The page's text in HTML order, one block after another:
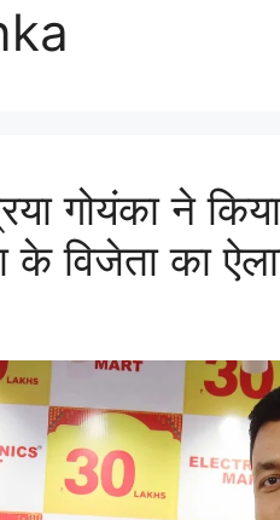
गोयंका ने
विजेता का